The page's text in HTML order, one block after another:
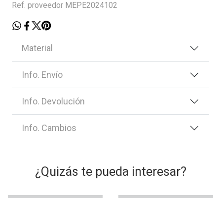
Ref. proveedor MEPE2024102
Material
Info. Envío
Info. Devolución
Info. Cambios
¿Quizás te pueda interesar?